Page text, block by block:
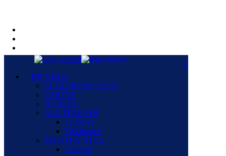
BICYKLE
ELEKTROBICYKLE
CESTNÉ
HORSKÉ
ALL TERRAIN
Crossové
Trekingové
ŽIVOTNÝ ŠTÝL
Comfort
0